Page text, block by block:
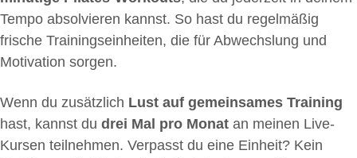
Tempo absolvieren kannst. So hast du regelmäßig
frische Trainingseinheiten, die für Abwechslung und
Motivation sorgen.
Wenn du zusätzlich Lust auf gemeinsames Training
hast, kannst du drei Mal pro Monat an meinen Live-
Kursen teilnehmen. Verpasst du eine Einheit? Kein